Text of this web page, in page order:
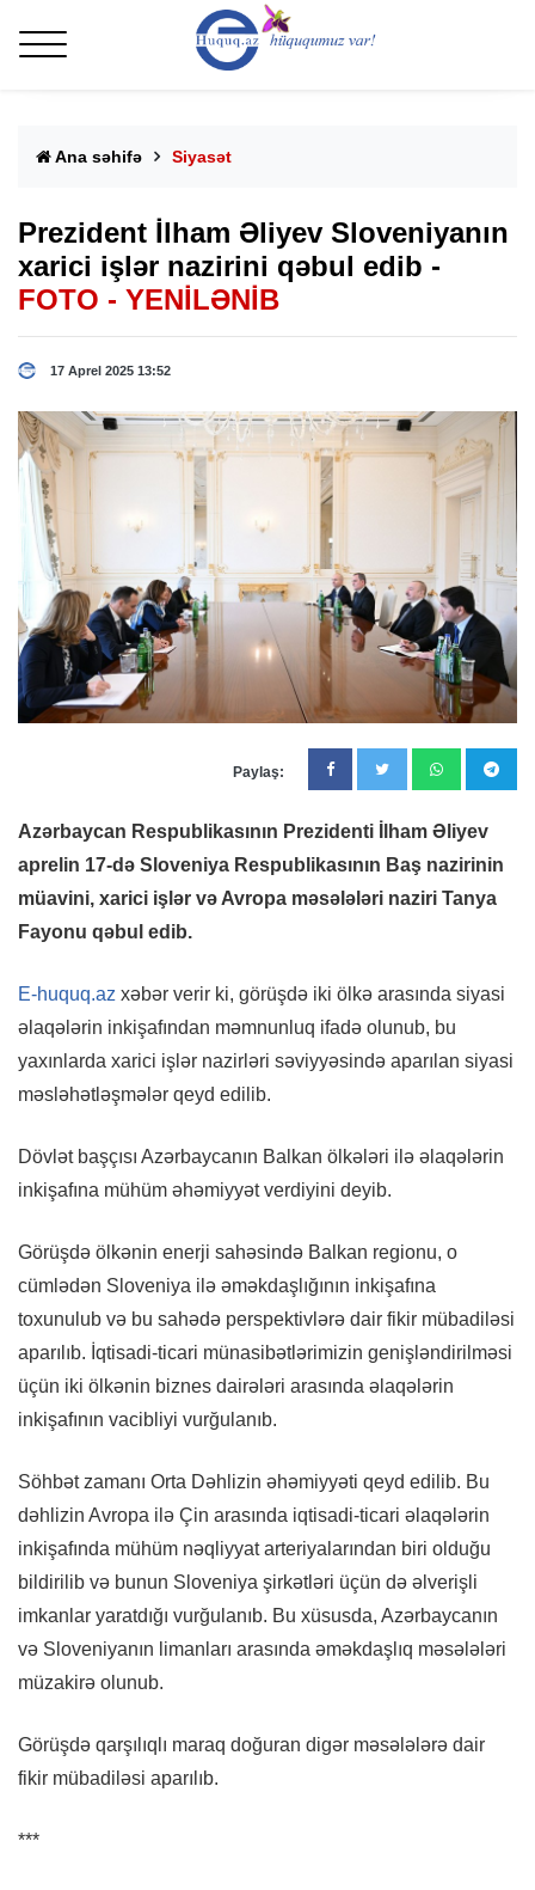
Ana səhifə Siyasət
Prezident İlham Əliyev Sloveniyanın
xarici işlər nazirini qəbul edib -
FOTO - YENİLƏNİB
17 Aprel 2025 13:52
Paylaş:
Azərbaycan Respublikasının Prezidenti İlham Əliyev
aprelin 17-də Sloveniya Respublikasının Baş nazirinin
müavini, xarici işlər və Avropa məsələləri naziri Tanya
Fayonu qəbul edib.
E-huquq.az xəbər verir ki, görüşdə iki ölkə arasında siyasi
əlaqələrin inkişafından məmnunluq ifadə olunub, bu
yaxınlarda xarici işlər nazirləri səviyyəsində aparılan siyasi
məsləhətləşmələr qeyd edilib.
Dövlət başçısı Azərbaycanın Balkan ölkələri ilə əlaqələrin
inkişafına mühüm əhəmiyyət verdiyini deyib.
Görüşdə ölkənin enerji sahəsində Balkan regionu, o
cümlədən Sloveniya ilə əməkdaşlığının inkişafına
toxunulub və bu sahədə perspektivlərə dair fikir mübadiləsi
aparılıb. İqtisadi-ticari münasibətlərimizin genişləndirilməsi
üçün iki ölkənin biznes dairələri arasında əlaqələrin
inkişafının vacibliyi vurğulanıb.
Söhbət zamanı Orta Dəhlizin əhəmiyyəti qeyd edilib. Bu
dəhlizin Avropa ilə Çin arasında iqtisadi-ticari əlaqələrin
inkişafında mühüm nəqliyyat arteriyalarından biri olduğu
bildirilib və bunun Sloveniya şirkətləri üçün də əlverişli
imkanlar yaratdığı vurğulanıb. Bu xüsusda, Azərbaycanın
və Sloveniyanın limanları arasında əməkdaşlıq məsələləri
müzakirə olunub.
Görüşdə qarşılıqlı maraq doğuran digər məsələlərə dair
fikir mübadiləsi aparılıb.
***